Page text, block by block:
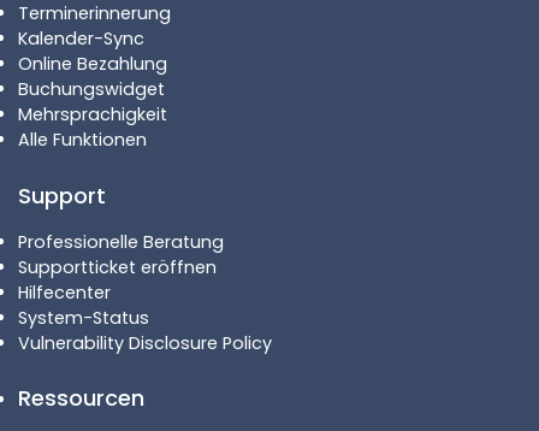
Terminerinnerung
Kalender-Sync
Online Bezahlung
Buchungswidget
Mehrsprachigkeit
Alle Funktionen
Support
Professionelle Beratung
Supportticket eröffnen
Hilfecenter
System-Status
Vulnerability Disclosure Policy
Ressourcen